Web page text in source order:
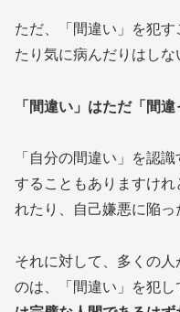
ただ、「間違い」を犯
たり気に病んだりはしな
「間違い」はただ「間
「自分の間違い」を認
することもありますけ
れたり、自己嫌悪に陥っ
それに対して、多くの
のは、「間違い」を犯し